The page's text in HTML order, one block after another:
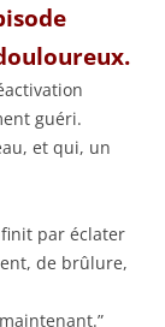
guéri.
et qui, un
par éclater
de brûlure,